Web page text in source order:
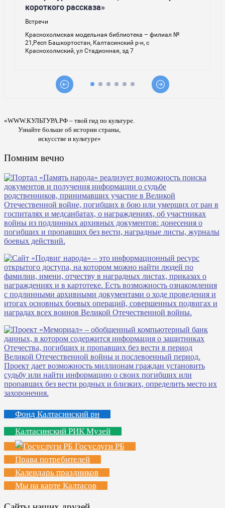
«WWW.КУЛЬТУРА.РФ – твой гид по культуре.
Узнайте больше об истории страны,
искусстве и культуре»
Помним вечно
Фонд Калтасинский рн
Калтасинский РИК Музей
Госуслуги РБ
Права потребителей
Календарь праздников
Мы на карте Калтасов